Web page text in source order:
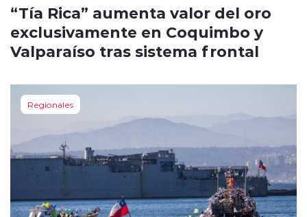
“Tía Rica” aumenta valor del oro
exclusivamente en Coquimbo y
Valparaíso tras sistema frontal
Regionales